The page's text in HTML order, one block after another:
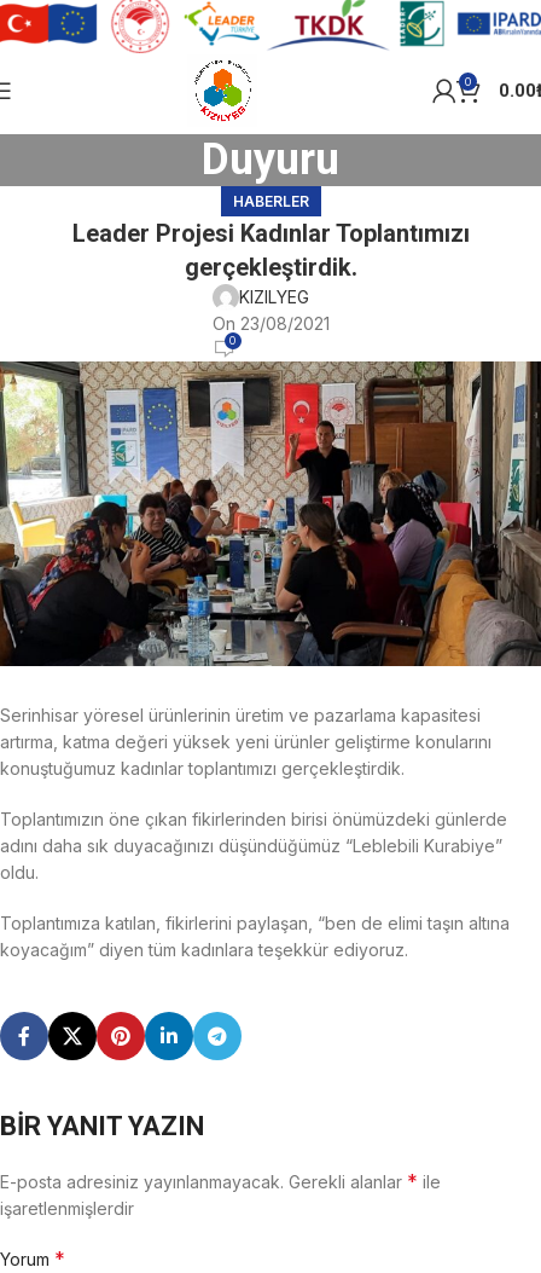
0 0.00
Duyuru
HABERLER
Leader Projesi Kadınlar Toplantımızı
gerçekleştirdik.
KIZILYEG
On 23/08/2021
0
Serinhisar yöresel ürünlerinin üretim ve pazarlama kapasitesi
artırma, katma değeri yüksek yeni ürünler geliştirme konularını
konuştuğumuz kadınlar toplantımızı gerçekleştirdik.
Toplantımızın öne çıkan fikirlerinden birisi önümüzdeki günlerde
adını daha sık duyacağınızı düşündüğümüz “Leblebili Kurabiye”
oldu.
Toplantımıza katılan, fikirlerini paylaşan, “ben de elimi taşın altına
koyacağım” diyen tüm kadınlara teşekkür ediyoruz.
BIR YANIT YAZIN
E-posta adresiniz yayınlanmayacak. Gerekli alanlar * ile
işaretlenmişlerdir
Yorum *